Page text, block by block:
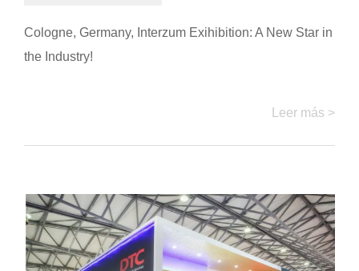
Cologne, Germany, Interzum Exihibition: A New Star in
the Industry!
Leer más >